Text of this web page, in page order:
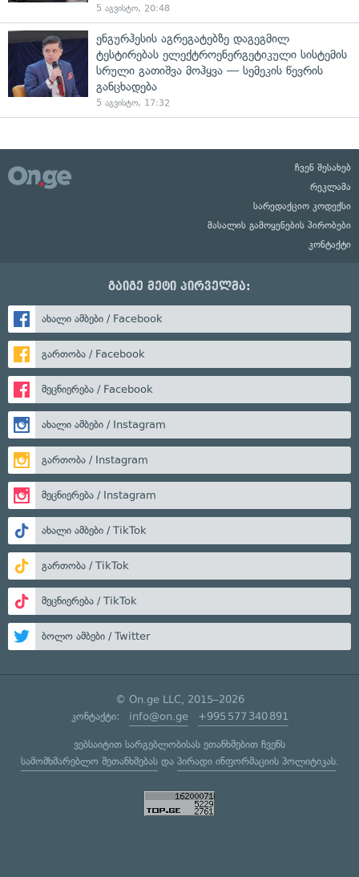
5 აგვისტო, 20:48
ენგურჰესის აგრეგატებზე დაგეგმილ
ტესტირებას ელექტროენერგეტიკული სისტემის
სრული გათიშვა მოჰყვა — სემეკის წევრის
განცხადება
5 აგვისტო, 17:32
ჩვენ შესახებ
რეკლამა
სარედაქციო კოდექსი
მასალის გამოყენების პირობები
კონტაქტი
გაიგე მეტი პირველმა:
ახალი ამბები / Facebook
გართობა / Facebook
მეცნიერება / Facebook
ახალი ამბები / Instagram
გართობა / Instagram
მეცნიერება / Instagram
ახალი ამბები / TikTok
გართობა / TikTok
მეცნიერება / TikTok
ბოლო ამბები / Twitter
© On.ge LLC, 2015–2026
კონტაქტი: info@on.ge +995 577 340 891
ვებსაიტით სარგებლობისას ეთანხმებით ჩვენს
სამომხმარებლო შეთანხმებასდა პირადი ინფორმაციის პოლიტიკას.